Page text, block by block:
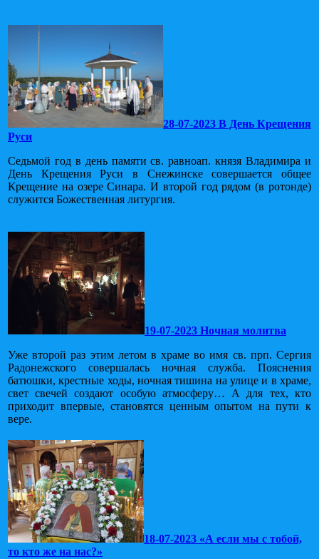
28-07-2023 В День Крещения
Руси
Седьмой год в день памяти св. равноап. князя Владимира и
День Крещения Руси в Снежинске совершается общее
Крещение на озере Синара. И второй год рядом (в ротонде)
служится Божественная литургия.
19-07-2023 Ночная молитва
Уже второй раз этим летом в храме во имя св. прп. Сергия
Радонежского совершалась ночная служба. Пояснения
батюшки, крестные ходы, ночная тишина на улице и в храме,
свет свечей создают особую атмосферу… А для тех, кто
приходит впервые, становятся ценным опытом на пути к
вере.
18-07-2023 «А если мы с тобой,
то кто же на нас?»